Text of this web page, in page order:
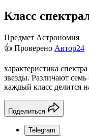
Класс
Предмет Астрономия
👍 Проверено Автор24
характеристика
звезды. Различают
каждый класс делится
Поделиться
Telegram